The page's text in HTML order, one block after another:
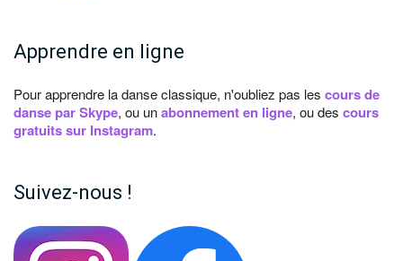
Apprendre en ligne
Pour apprendre la danse classique, n'oubliez pas les cours de
danse par Skype, ou unabonnement en ligne, ou des cours
gratuits sur Instagram.
Suivez-nous !